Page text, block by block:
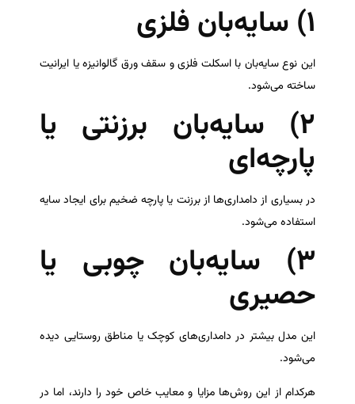
۱) سایه‌بان فلزی
این نوع سایه‌بان با اسکلت فلزی و سقف ورق گالوانیزه یا ایرانیت
ساخته می‌شود.
۲) سایه‌بان برزنتی یا
پارچه‌ای
در بسیاری از دامداری‌ها از برزنت یا پارچه ضخیم برای ایجاد سایه
استفاده می‌شود.
۳) سایه‌بان چوبی یا
حصیری
این مدل بیشتر در دامداری‌های کوچک یا مناطق روستایی دیده
می‌شود.
هرکدام از این روش‌ها مزایا و معایب خاص خود را دارند، اما در